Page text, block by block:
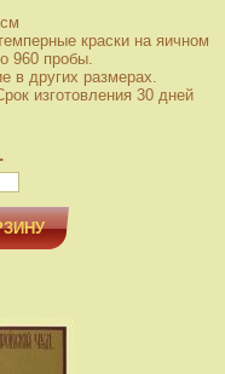
краски на яичном
960 пробы.
в других размерах.
изготовления 30 дней